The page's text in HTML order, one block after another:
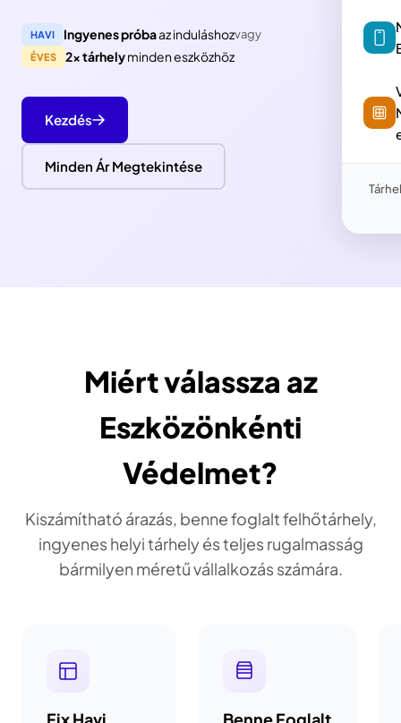
HAVI Ingyenes próbaaz induláshozvagy
ÉVES 2x tárhelyminden eszközhöz
Kezdés
Minden Ár Megtekintése
Miért válassza az
Eszközönkénti
Védelmet?
Kiszámítható árazás, benne foglalt felhőtárhely,
ingyenes helyi tárhely és teljes rugalmasság
bármilyen méretű vállalkozás számára.